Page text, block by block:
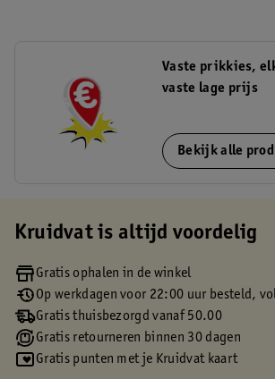
Vaste prikkies,
vaste lage prijs
Bekijk alle
Kruidvat is altijd voordelig
Gratis ophalen in de winkel
Op werkdagen voor 22:00 uur besteld,
Gratis thuisbezorgd vanaf 50.00
Gratis retourneren binnen 30 dagen
Gratis punten met je Kruidvat kaart